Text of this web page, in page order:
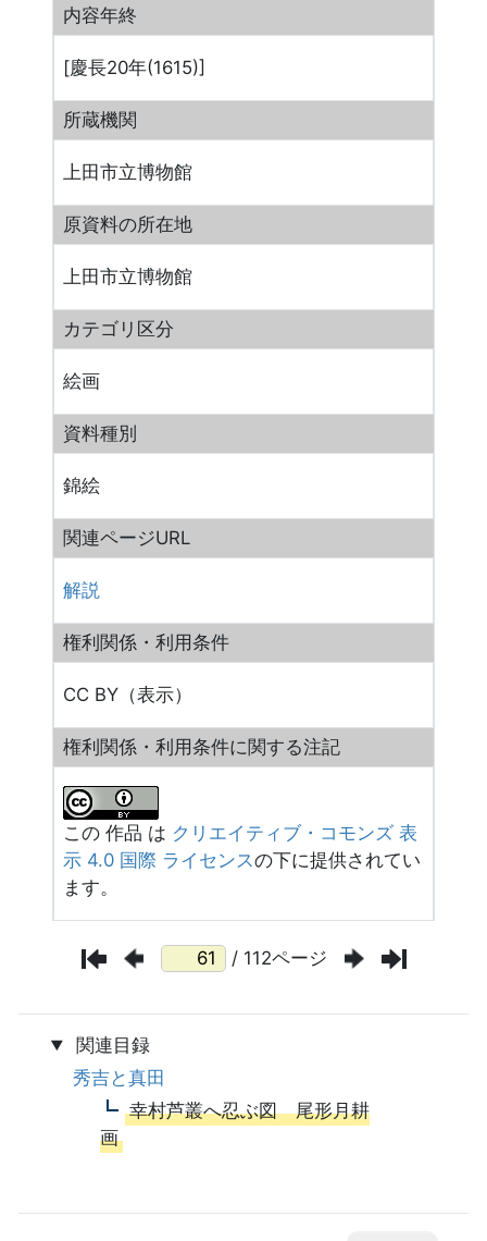
内容年終
[慶長20年(1615)]
所蔵機関
上田市立博物館
原資料の所在地
上田市立博物館
カテゴリ区分
絵画
資料種別
錦絵
関連ページURL
解説
権利関係・利用条件
CC BY（表示）
権利関係・利用条件に関する注記
この 作品 は クリエイティブ・コモンズ 表
示 4.0 国際 ライセンスの下に提供されてい
ます。
/ 112ページ
関連目録
秀吉と真田
幸村芦叢へ忍ぶ図 尾形月耕
画